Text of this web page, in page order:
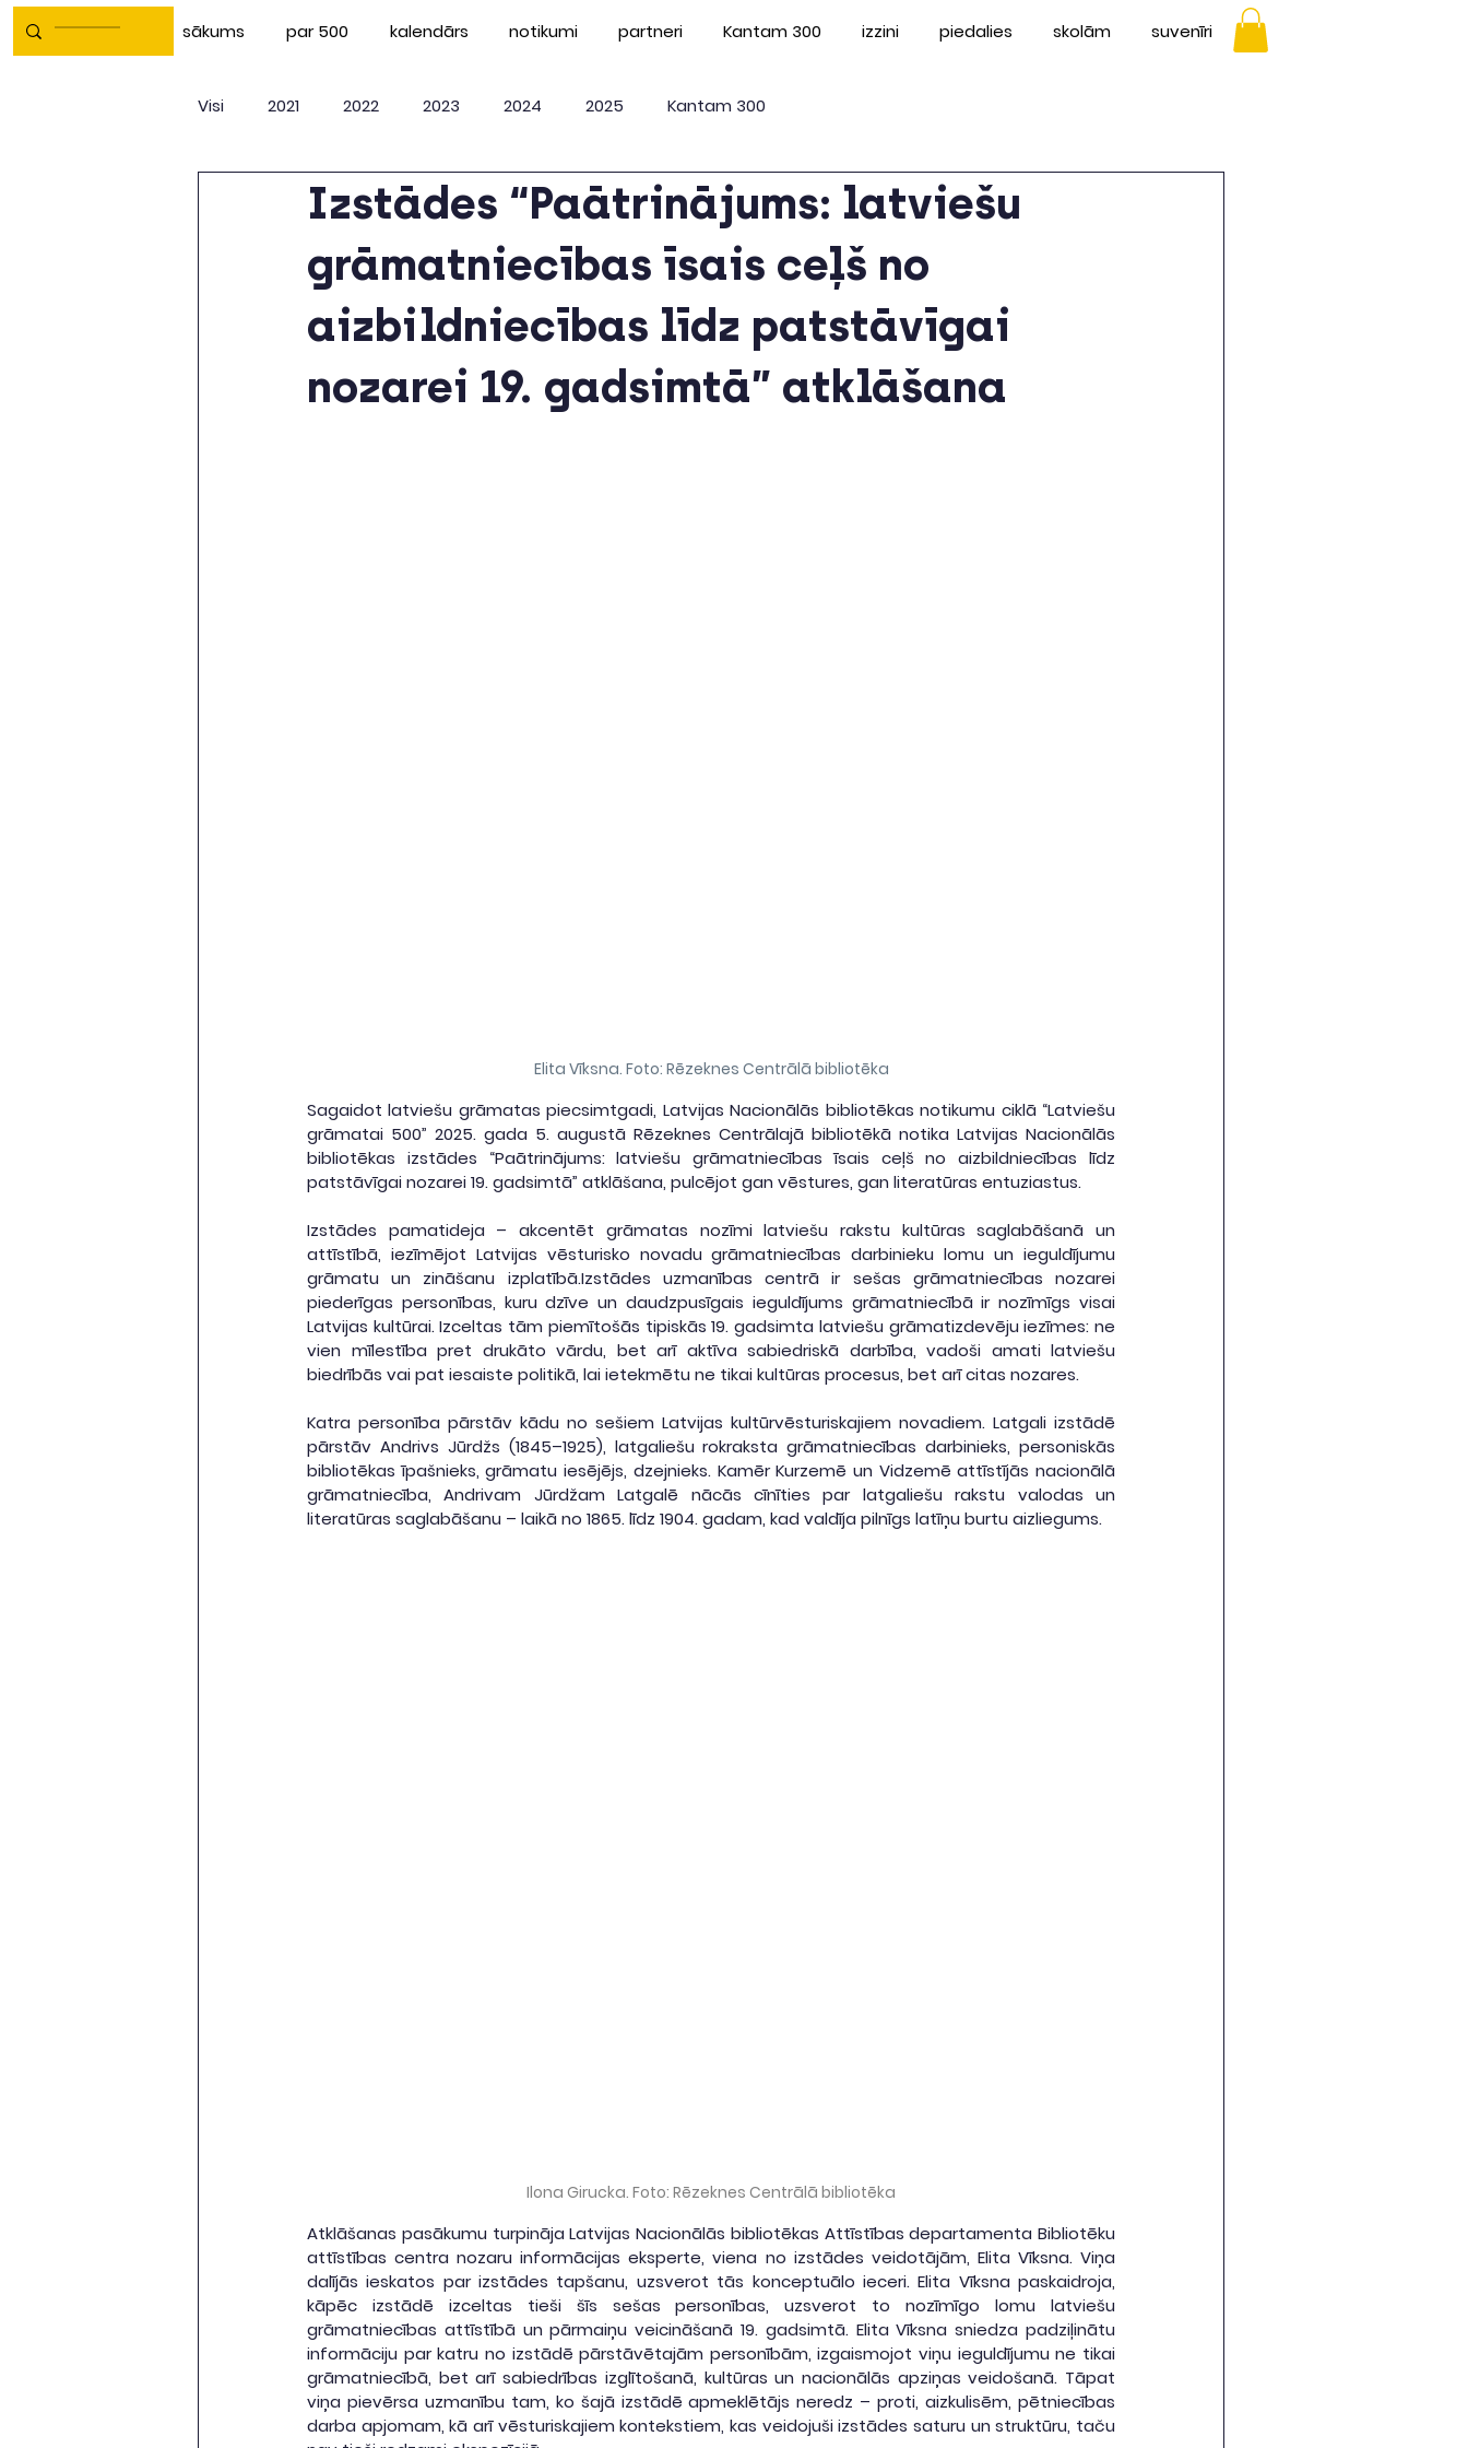
sākums par 500 kalendārs notikumi partneri Kantam 300 izzini piedalies skolām suvenīri
Visi 2021 2022 2023 2024 2025 Kantam 300
Izstādes “Paātrinājums: latviešu
grāmatniecības īsais ceļš no
aizbildniecības līdz patstāvīgai
nozarei 19. gadsimtā” atklāšana
Elita Vīksna. Foto: Rēzeknes Centrālā bibliotēka
Sagaidot latviešu grāmatas piecsimtgadi, Latvijas Nacionālās bibliotēkas notikumu ciklā “Latviešu
grāmatai 500” 2025. gada 5. augustā Rēzeknes Centrālajā bibliotēkā notika Latvijas Nacionālās
bibliotēkas izstādes “Paātrinājums: latviešu grāmatniecības īsais ceļš no aizbildniecības līdz
patstāvīgai nozarei 19. gadsimtā” atklāšana, pulcējot gan vēstures, gan literatūras entuziastus.
Izstādes pamatideja – akcentēt grāmatas nozīmi latviešu rakstu kultūras saglabāšanā un
attīstībā, iezīmējot Latvijas vēsturisko novadu grāmatniecības darbinieku lomu un ieguldījumu
grāmatu un zināšanu izplatībā.Izstādes uzmanības centrā ir sešas grāmatniecības nozarei
piederīgas personības, kuru dzīve un daudzpusīgais ieguldījums grāmatniecībā ir nozīmīgs visai
Latvijas kultūrai. Izceltas tām piemītošās tipiskās 19. gadsimta latviešu grāmatizdevēju iezīmes: ne
vien mīlestība pret drukāto vārdu, bet arī aktīva sabiedriskā darbība, vadoši amati latviešu
biedrībās vai pat iesaiste politikā, lai ietekmētu ne tikai kultūras procesus, bet arī citas nozares.
Katra personība pārstāv kādu no sešiem Latvijas kultūrvēsturiskajiem novadiem. Latgali izstādē
pārstāv Andrivs Jūrdžs (1845–1925), latgaliešu rokraksta grāmatniecības darbinieks, personiskās
bibliotēkas īpašnieks, grāmatu iesējējs, dzejnieks. Kamēr Kurzemē un Vidzemē attīstījās nacionālā
grāmatniecība, Andrivam Jūrdžam Latgalē nācās cīnīties par latgaliešu rakstu valodas un
literatūras saglabāšanu – laikā no 1865. līdz 1904. gadam, kad valdīja pilnīgs latīņu burtu aizliegums.
Ilona Girucka. Foto: Rēzeknes Centrālā bibliotēka
Atklāšanas pasākumu turpināja Latvijas Nacionālās bibliotēkas Attīstības departamenta Bibliotēku
attīstības centra nozaru informācijas eksperte, viena no izstādes veidotājām, Elita Vīksna. Viņa
dalījās ieskatos par izstādes tapšanu, uzsverot tās konceptuālo ieceri. Elita Vīksna paskaidroja,
kāpēc izstādē izceltas tieši šīs sešas personības, uzsverot to nozīmīgo lomu latviešu
grāmatniecības attīstībā un pārmaiņu veicināšanā 19. gadsimtā. Elita Vīksna sniedza padziļinātu
informāciju par katru no izstādē pārstāvētajām personībām, izgaismojot viņu ieguldījumu ne tikai
grāmatniecībā, bet arī sabiedrības izglītošanā, kultūras un nacionālās apziņas veidošanā. Tāpat
viņa pievērsa uzmanību tam, ko šajā izstādē apmeklētājs neredz – proti, aizkulisēm, pētniecības
darba apjomam, kā arī vēsturiskajiem kontekstiem, kas veidojuši izstādes saturu un struktūru, taču